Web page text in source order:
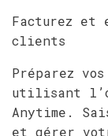
Facturez et
clients
Préparez
utilisant
Anytime.
et gérer